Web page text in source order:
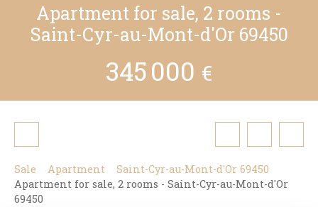
Apartment for sale, 2 rooms -
Saint-Cyr-au-Mont-d'Or 69450
345 000 €
Sale Apartment
Saint-Cyr-au-Mont-d'Or 69450
Apartment for sale, 2 rooms - Saint-Cyr-au-Mont-d'Or
69450